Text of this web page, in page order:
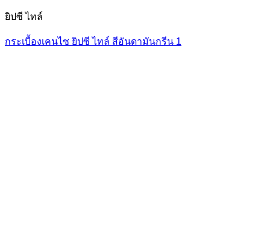
ยิปซี ไทล์
กระเบื้องเคนไซ ยิปซี ไทล์ สีอันดามันกรีน 1